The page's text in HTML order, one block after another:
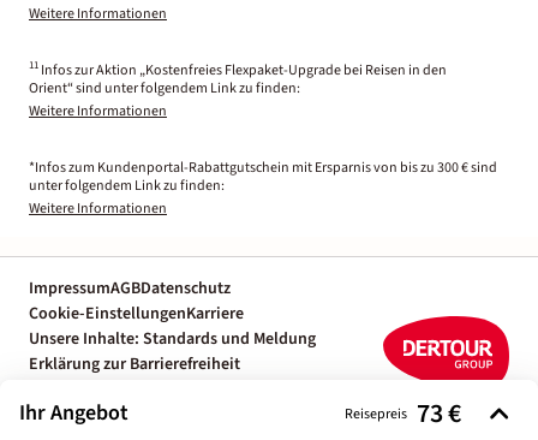
Ihr Angebot Reisepreis 73 €
Weitere Informationen
11 Infos zur Aktion „Kostenfreies Flexpaket-Upgrade bei Reisen in den
Orient“ sind unter folgendem Link zu finden:
Weitere Informationen
*Infos zum Kundenportal-Rabattgutschein mit Ersparnis von bis zu 300 € sind
unter folgendem Link zu finden:
Weitere Informationen
ImpressumAGBDatenschutz
Cookie-EinstellungenKarriere
Unsere Inhalte: Standards und Meldung
Erklärung zur Barrierefreiheit
Reiseexperten